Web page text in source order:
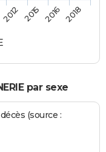
2012 2015 2016 2018
par sexe
(source :